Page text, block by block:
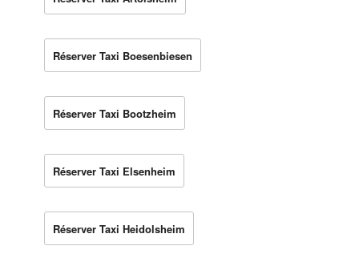
Réserver Taxi Boesenbiesen
Réserver Taxi Bootzheim
Réserver Taxi Elsenheim
Réserver Taxi Heidolsheim